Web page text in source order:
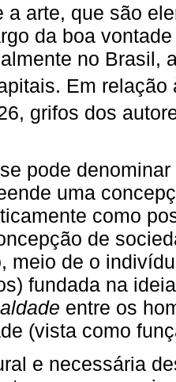
a arte, que são
da boa
no Brasil,
Em
grifos dos
pode
uma
como
de
meio de o
fundada na
entre os
(vista como
e necessária